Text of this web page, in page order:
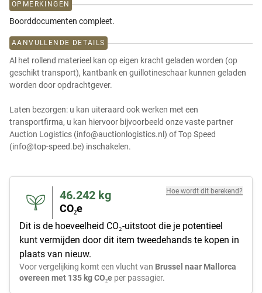
OPMERKINGEN
Boorddocumenten compleet.
AANVULLENDE DETAILS
Al het rollend materieel kan op eigen kracht geladen worden (op
geschikt transport), kantbank en guillotineschaar kunnen geladen
worden door opdrachtgever.
Laten bezorgen: u kan uiteraard ook werken met een
transportfirma, u kan hiervoor bijvoorbeeld onze vaste partner
Auction Logistics (info@auctionlogistics.nl) of Top Speed
(info@top-speed.be) inschakelen.
46.242 kg
CO₂e
Hoe wordt dit berekend?
Dit is de hoeveelheid CO₂-uitstoot die je potentieel
kunt vermijden door dit item tweedehands te kopen in
plaats van nieuw.
Voor vergelijking komt een vlucht van Brussel naar Mallorca
overeen met 135 kg CO₂e per passagier.